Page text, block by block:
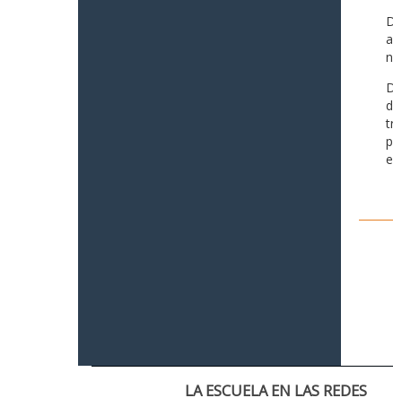
LA ESCUELA EN LAS REDES